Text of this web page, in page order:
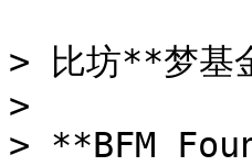
> 比坊**梦基
>
> **BFM